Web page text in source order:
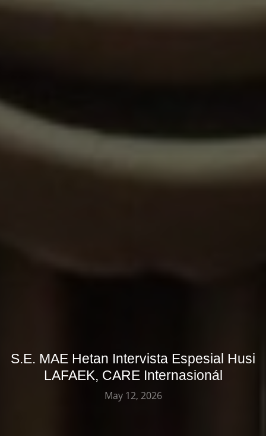
S.E. MAE Hetan Intervista Espesial Husi
LAFAEK, CARE Internasionál
May 12, 2026